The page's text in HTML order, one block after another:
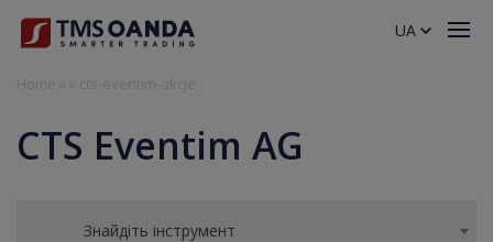
CTS Eventim AG
Знайдіть інструмент
UA